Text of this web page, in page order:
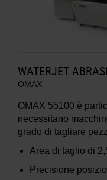
WATERJET
OMAX
OMAX 55100 è
necessitano
grado di tagliare
Area di taglio di
Precisione